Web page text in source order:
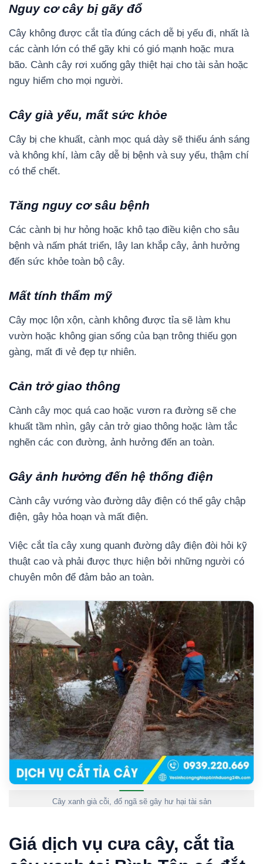
Nguy cơ cây bị gãy đổ
Cây không được cắt tỉa đúng cách dễ bị yếu đi, nhất là
các cành lớn có thể gãy khi có gió mạnh hoặc mưa
bão. Cành cây rơi xuống gây thiệt hại cho tài sản hoặc
nguy hiểm cho mọi người.
Cây già yếu, mất sức khỏe
Cây bị che khuất, cành mọc quá dày sẽ thiếu ánh sáng
và không khí, làm cây dễ bị bệnh và suy yếu, thậm chí
có thể chết.
Tăng nguy cơ sâu bệnh
Các cành bị hư hỏng hoặc khô tạo điều kiện cho sâu
bệnh và nấm phát triển, lây lan khắp cây, ảnh hưởng
đến sức khỏe toàn bộ cây.
Mất tính thẩm mỹ
Cây mọc lộn xộn, cành không được tỉa sẽ làm khu
vườn hoặc không gian sống của bạn trông thiếu gọn
gàng, mất đi vẻ đẹp tự nhiên.
Cản trở giao thông
Cành cây mọc quá cao hoặc vươn ra đường sẽ che
khuất tầm nhìn, gây cản trở giao thông hoặc làm tắc
nghẽn các con đường, ảnh hưởng đến an toàn.
Gây ảnh hưởng đến hệ thống điện
Cành cây vướng vào đường dây điện có thể gây chập
điện, gây hỏa hoạn và mất điện.
Việc cắt tỉa cây xung quanh đường dây điện đòi hỏi kỹ
thuật cao và phải được thực hiện bởi những người có
chuyên môn để đảm bảo an toàn.
Cây xanh già cỗi, đổ ngã sẽ gây hư hại tài sản
Giá dịch vụ cưa cây, cắt tỉa